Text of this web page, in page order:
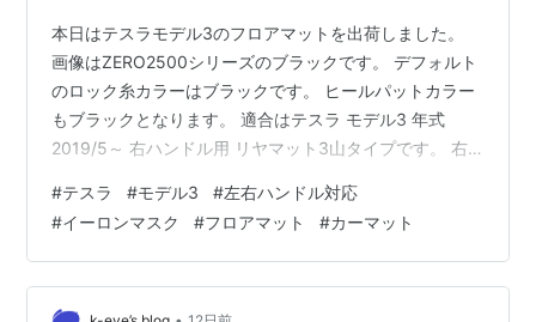
本日はテスラモデル3のフロアマットを出荷しました。
画像はZERO2500シリーズのブラックです。 デフォルト
のロック糸カラーはブラックです。 ヒールパットカラー
もブラックとなります。 適合はテスラ モデル3 年式
2019/5～ 右ハンドル用 リヤマット3山タイプです。 右
ル3用のマットは下記設定一覧をご覧ください。 フロア
マット1型 左右ハンドル対応 リヤマット2山 （前期/後
期）共通 フロアマット2型 左右ハンドル対応 リヤマット
3山 （前期/後期）共通 リヤトランクマット 左右ハンド
#テスラ #モデル3 #左右ハンドル対応
#イーロンマスク #フロアマット #カーマット